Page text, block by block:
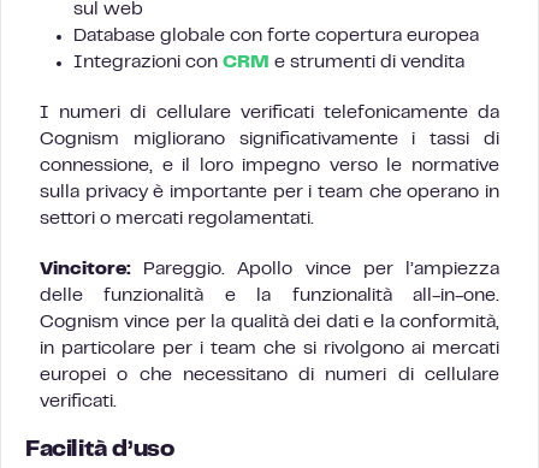
sul web
Database globale con forte copertura europea
Integrazioni con CRM e strumenti di vendita
I numeri di cellulare verificati telefonicamente da
Cognism migliorano significativamente i tassi di
connessione, e il loro impegno verso le normative
sulla privacy è importante per i team che operano in
settori o mercati regolamentati.
Vincitore: Pareggio. Apollo vince per l’ampiezza
delle funzionalità e la funzionalità all-in-one.
Cognism vince per la qualità dei dati e la conformità,
in particolare per i team che si rivolgono ai mercati
europei o che necessitano di numeri di cellulare
verificati.
Facilità d’uso